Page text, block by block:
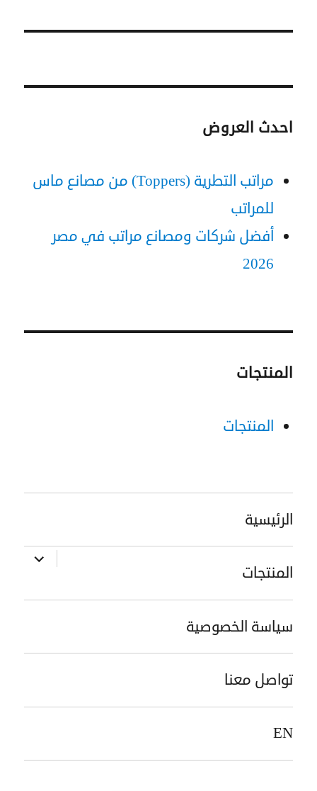
احدث العروض
مراتب التطرية (Toppers) من مصانع ماس
للمراتب
أفضل شركات ومصانع مراتب في مصر
2026
المنتجات
المنتجات
الرئيسية
المنتجات
توسيع
سياسة الخصوصية
تواصل معنا
EN